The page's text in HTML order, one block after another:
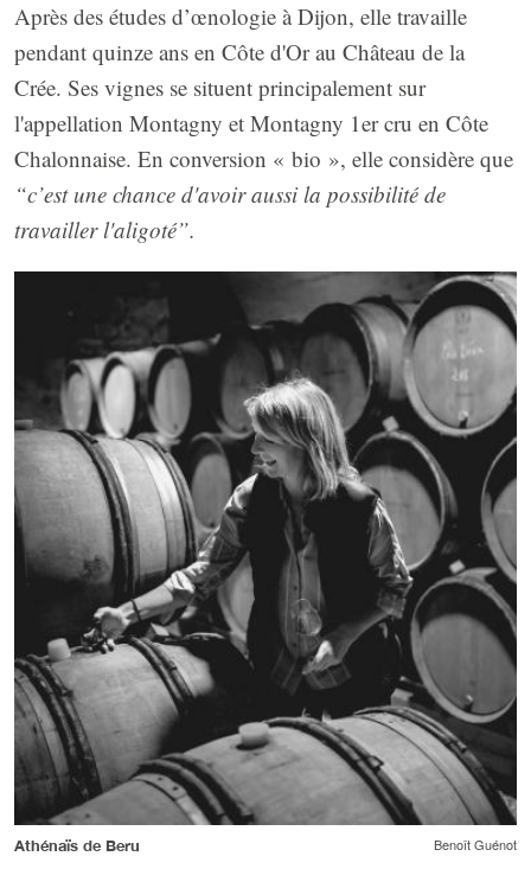
Après des études d’œnologie à Dijon, elle travaille
pendant quinze ans en Côte d'Or au Château de la
Crée. Ses vignes se situent principalement sur
l'appellation Montagny et Montagny 1er cru en Côte
Chalonnaise. En conversion « bio », elle considère que
“c’est une chance d'avoir aussi la possibilité de
travailler l'aligoté”.
Athénaïs de Beru Benoît Guénot